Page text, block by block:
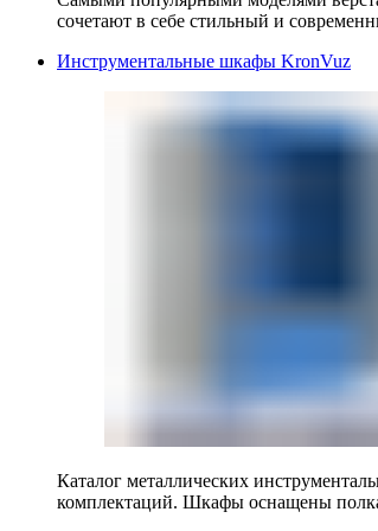
сочетают в себе стильный и
Инструментальные шкафы KronVuz
Каталог металлических
комплектаций. Шкафы оснащены